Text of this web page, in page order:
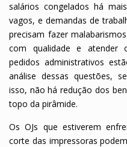
salários congelados há
vagos, e demandas de
precisam fazer
com qualidade e atender
pedidos administrativos
análise dessas questões,
isso, não há redução dos
topo da pirâmide.
Os OJs que estiverem
corte das impressoras